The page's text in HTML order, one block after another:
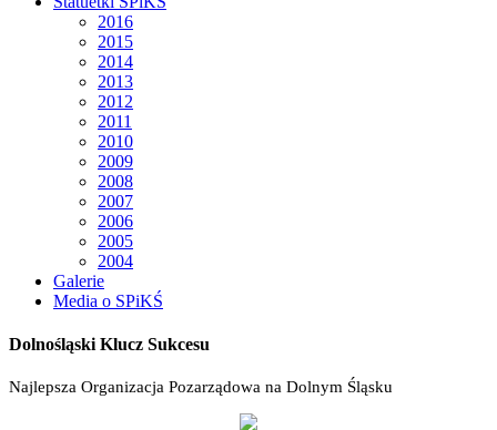
2016
2015
2014
2013
2012
2011
2010
2009
2008
2007
2006
2005
2004
Galerie
Media o SPiKŚ
Dolnośląski Klucz Sukcesu
Najlepsza Organizacja Pozarządowa na Dolnym Śląsku